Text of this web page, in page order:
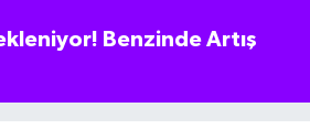
Benzinde Artış